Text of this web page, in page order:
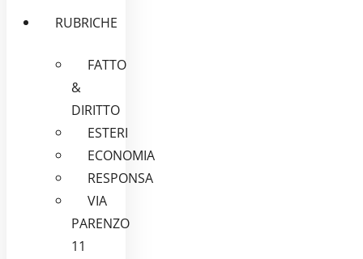
RUBRICHE
FATTO
&
DIRITTO
ESTERI
ECONOMIA
RESPONSA
VIA
PARENZO
11